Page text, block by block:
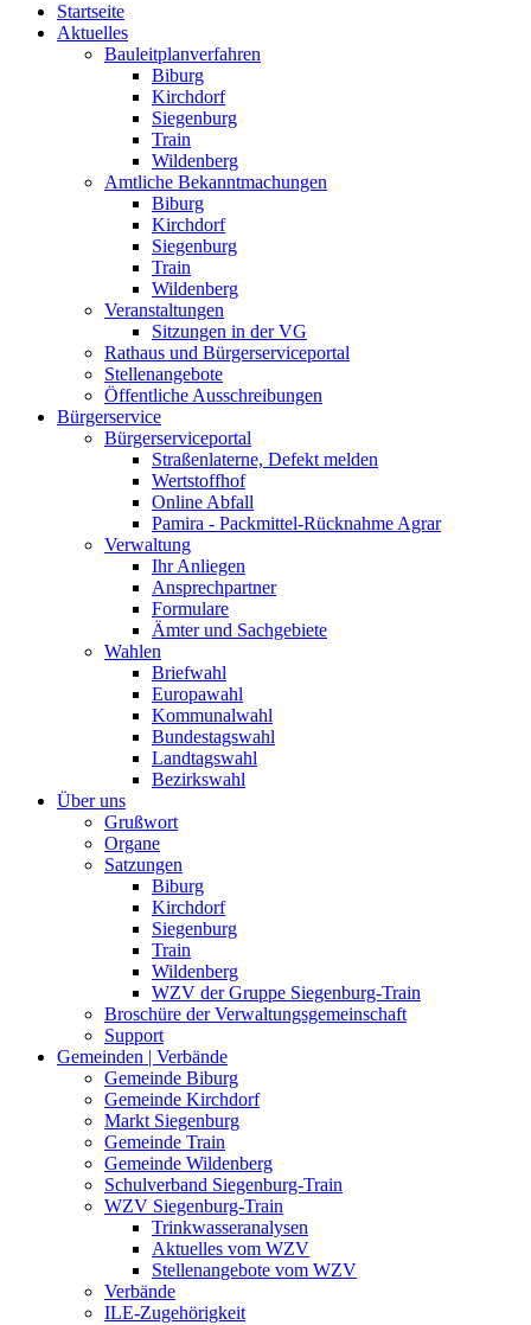
Startseite
Aktuelles
Bauleitplanverfahren
Biburg
Kirchdorf
Siegenburg
Train
Wildenberg
Amtliche Bekanntmachungen
Biburg
Kirchdorf
Siegenburg
Train
Wildenberg
Veranstaltungen
Sitzungen in der VG
Rathaus und Bürgerserviceportal
Stellenangebote
Öffentliche Ausschreibungen
Bürgerservice
Bürgerserviceportal
Straßenlaterne, Defekt melden
Wertstoffhof
Online Abfall
Pamira - Packmittel-Rücknahme Agrar
Verwaltung
Ihr Anliegen
Ansprechpartner
Formulare
Ämter und Sachgebiete
Wahlen
Briefwahl
Europawahl
Kommunalwahl
Bundestagswahl
Landtagswahl
Bezirkswahl
Über uns
Grußwort
Organe
Satzungen
Biburg
Kirchdorf
Siegenburg
Train
Wildenberg
WZV der Gruppe Siegenburg-Train
Broschüre der Verwaltungsgemeinschaft
Support
Gemeinden | Verbände
Gemeinde Biburg
Gemeinde Kirchdorf
Markt Siegenburg
Gemeinde Train
Gemeinde Wildenberg
Schulverband Siegenburg-Train
WZV Siegenburg-Train
Trinkwasseranalysen
Aktuelles vom WZV
Stellenangebote vom WZV
Verbände
ILE-Zugehörigkeit